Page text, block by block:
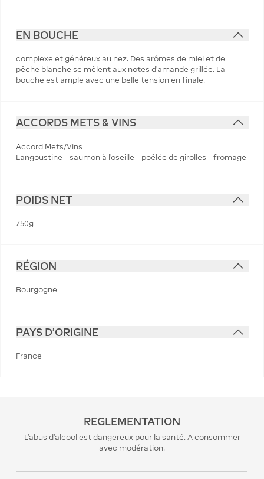
EN BOUCHE
complexe et généreux au nez. Des arômes de miel et de
pêche blanche se mêlent aux notes d'amande grillée. La
bouche est ample avec une belle tension en finale.
ACCORDS METS & VINS
Accord Mets/Vins
Langoustine - saumon à l'oseille - poêlée de girolles - fromage
POIDS NET
750g
RÉGION
Bourgogne
PAYS D'ORIGINE
France
REGLEMENTATION
L’abus d’alcool est dangereux pour la santé. A consommer
avec modération.